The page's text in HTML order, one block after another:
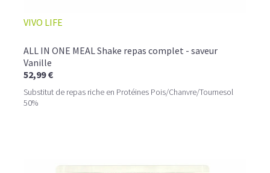
VIVO LIFE
ALL IN ONE MEAL Shake repas complet - saveur
Vanille
52,99 €
Substitut de repas riche en Protéines Pois/Chanvre/Tournesol
50%